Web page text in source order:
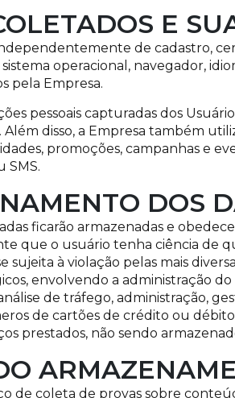
E
de cadastro,
operacional, navegador,
pela Empresa.
pessoais capturadas dos
Além disso, a Empresa também
promoções, campanhas e
SMS.
DOS
ficarão armazenadas e
que o usuário tenha ciência de
sujeita à violação pelas mais
envolvendo a administração
de tráfego, administração,
de cartões de crédito ou
prestados, não sendo
de coleta de provas sobre